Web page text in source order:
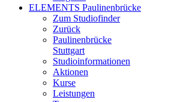
ELEMENTS Paulinenbrücke
Zum Studiofinder
Zurück
Paulinen­brücke
Stuttgart
Studioinformationen
Aktionen
Kurse
Leistungen